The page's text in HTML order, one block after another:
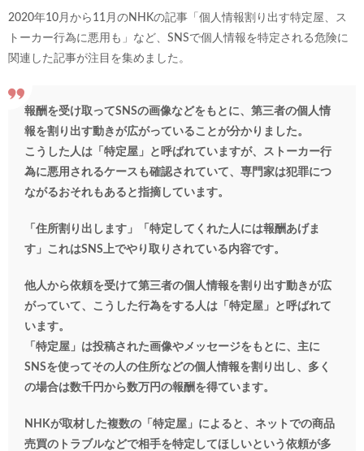
2020年10月から11月のNHKの記事「個人情報割り出す特定屋、ス
トーカー行為に悪用も」など、SNSで個人情報を特定される危険に
関連した記事が注目を集めました。
報酬を受け取ってSNSの画像などをもとに、第三者の個人情
報を割り出す動きが広がっていることが分かりました。
こうした人は「特定屋」と呼ばれていますが、ストーカー行
為に悪用されるケースも確認されていて、専門家は犯罪につ
ながるおそれもあると指摘しています。
「住所割り出します」「特定してくれた人には報酬あげま
す」これはSNS上でやり取りされている内容です。
他人から依頼を受けて第三者の個人情報を割り出す動きが広
がっていて、こうした行為をする人は「特定屋」と呼ばれて
います。
「特定屋」は投稿された画像やメッセージをもとに、主に
SNSを使ってその人の住所などの個人情報を割り出し、多く
の場合は数千円から数万円の報酬を得ています。
NHKが取材した複数の「特定屋」によると、ネットでの商品
売買のトラブルなどで相手を特定してほしいという依頼が多